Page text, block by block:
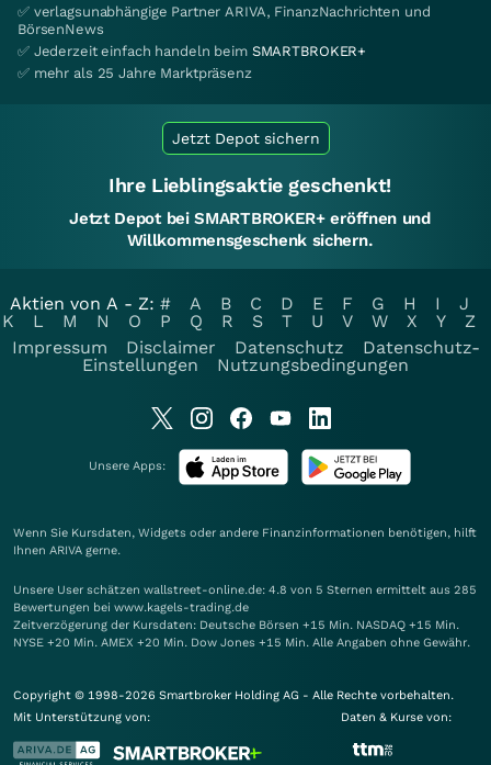
✅ verlagsunabhängige Partner ARIVA, FinanzNachrichten und
BörsenNews
✅ Jederzeit einfach handeln beim SMARTBROKER+
✅ mehr als 25 Jahre Marktpräsenz
Jetzt Depot sichern
Ihre Lieblingsaktie geschenkt!
Jetzt Depot bei SMARTBROKER+ eröffnen und
Willkommensgeschenk sichern.
Aktien von A - Z: # A B C D E F G H I
J
K
L M N O P Q R S T U V W X Y
Z
Impressum
Disclaimer Datenschutz
Datenschutz-
Einstellungen
Nutzungsbedingungen
Unsere Apps:
Wenn Sie Kursdaten, Widgets oder andere Finanzinformationen benötigen, hilft
Ihnen ARIVA gerne.
Unsere User schätzen wallstreet-online.de: 4.8 von 5 Sternen ermittelt aus 285
Bewertungen bei www.kagels-trading.de
Zeitverzögerung der Kursdaten: Deutsche Börsen +15 Min. NASDAQ +15 Min.
NYSE +20 Min. AMEX +20 Min. Dow Jones +15 Min. Alle Angaben ohne Gewähr.
Copyright © 1998-2026 Smartbroker Holding AG - Alle Rechte vorbehalten.
Mit Unterstützung von:
Daten & Kurse von: